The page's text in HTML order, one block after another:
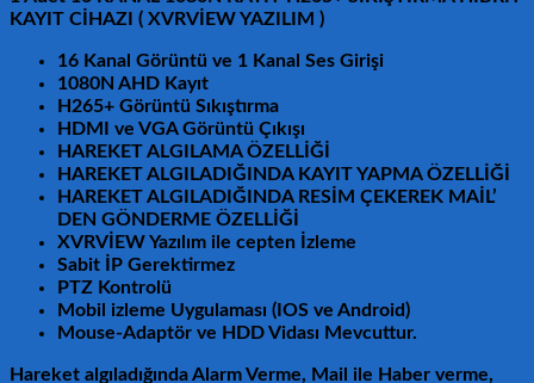
KAYIT CİHAZI ( XVRVİEW YAZILIM )
16 Kanal Görüntü ve 1 Kanal Ses Girişi
1080N AHD Kayıt
H265+ Görüntü Sıkıştırma
HDMI ve VGA Görüntü Çıkışı
HAREKET ALGILAMA ÖZELLİĞİ
HAREKET ALGILADIĞINDA KAYIT YAPMA ÖZELLİĞİ
HAREKET ALGILADIĞINDA RESİM ÇEKEREK MAİL’
DEN GÖNDERME ÖZELLİĞİ
XVRVİEWYazılım ile cepten İzleme
Sabit İP Gerektirmez
PTZ Kontrolü
Mobil izleme Uygulaması (IOS ve Android)
Mouse-Adaptör ve HDD Vidası Mevcuttur.
Hareket algıladığında Alarm Verme, Mail ile Haber verme,